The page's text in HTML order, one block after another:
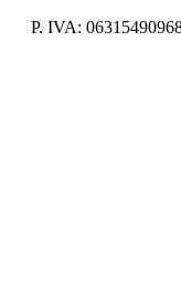
P. IVA: